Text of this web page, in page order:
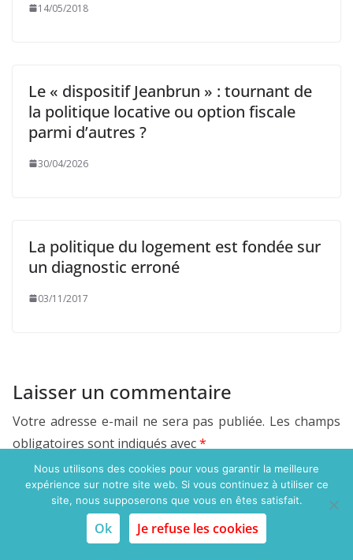
14/05/2018
Le « dispositif Jeanbrun » : tournant de
la politique locative ou option fiscale
parmi d’autres ?
30/04/2026
La politique du logement est fondée sur
un diagnostic erroné
03/11/2017
Laisser un commentaire
Votre adresse e-mail ne sera pas publiée. Les champs
obligatoires sont indiqués avec*
Commentaire *
Nous utilisons des cookies pour vous garantir la meilleure
expérience sur notre site web. Si vous continuez à utiliser ce
site, nous supposerons que vous en êtes satisfait.
Ok Je refuse les cookies